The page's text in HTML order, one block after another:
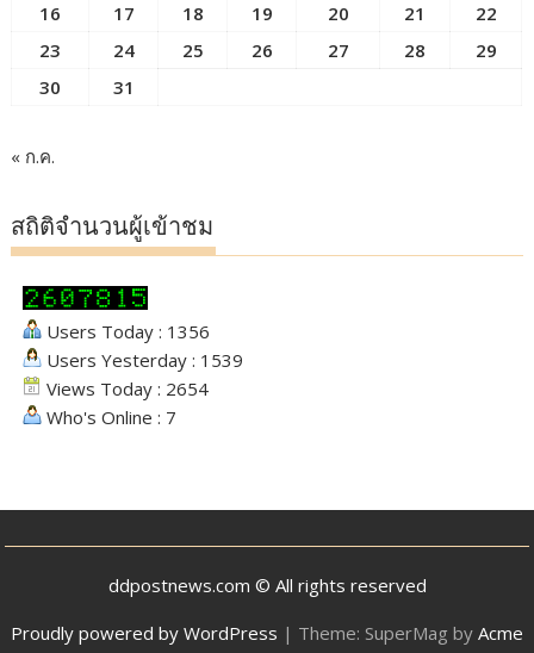
16
17 18 19 20 21
22
23
24 25 26 27 28
29
30
31
« ก.ค.
สถิติจำนวนผู้เข้าชม
Users Today : 1356
Users Yesterday : 1539
Views Today : 2654
Who's Online : 7
ddpostnews.com © All rights reserved
Proudly powered by WordPress | Theme: SuperMag by Acme